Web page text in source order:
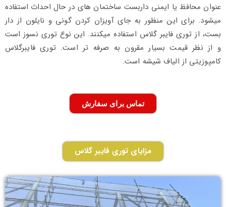
عنوان محافظ یا ایمنی داربست ساختمان های در حال احداث استفاده
میشود. برای این منظور به جای آویزان کردن گونی و نایلون از دار
بست، از توری فایبر گلاس استفاده میکنند. این نوع توری نسوز است
و از نظر قیمت بسیار مقرون به صرفه تر است. توری فایبرگلاس
کامپوزیتی از الیاف شیشه است.
تماس برای سفارش
مزایای توری فایبر گلاس